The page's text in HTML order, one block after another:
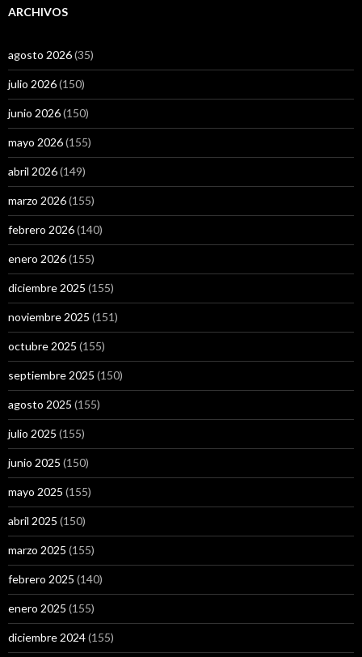
ARCHIVOS
agosto 2026(35)
julio 2026(150)
junio 2026(150)
mayo 2026(155)
abril 2026(149)
marzo 2026(155)
febrero 2026(140)
enero 2026(155)
diciembre 2025 (155)
noviembre 2025 (151)
octubre 2025 (155)
septiembre 2025 (150)
agosto 2025 (155)
julio 2025 (155)
junio 2025 (150)
mayo 2025 (155)
abril 2025 (150)
marzo 2025 (155)
febrero 2025 (140)
enero 2025 (155)
diciembre 2024(155)